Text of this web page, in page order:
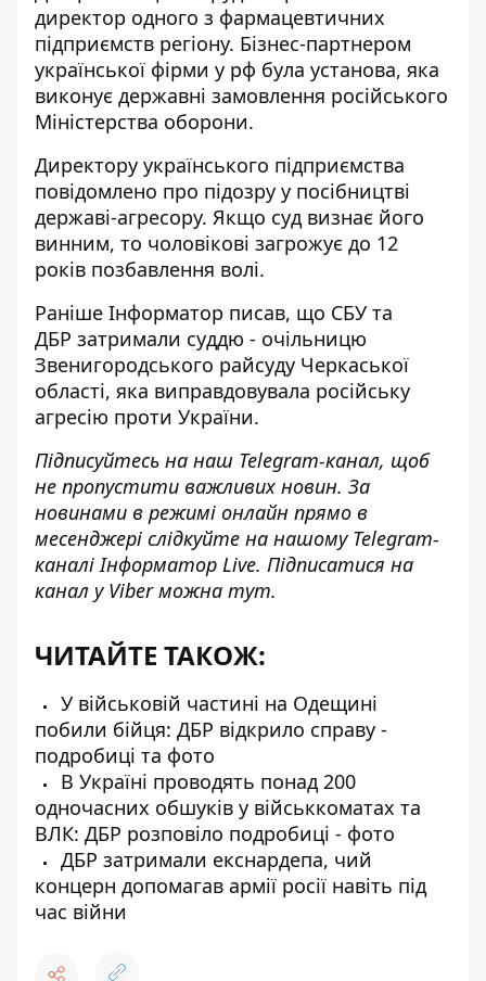
директор одного з фармацевтичних
підприємств регіону. Бізнес-партнером
української фірми у рф була установа, яка
виконує державні замовлення російського
Міністерства оборони.
Директору українського підприємства
повідомлено про підозру у посібництві
державі-агресору. Якщо суд визнає його
винним, то чоловікові загрожує до 12
років позбавлення волі.
Раніше Інформатор писав, що СБУ та
ДБР затримали суддю - очільницю
Звенигородського райсуду Черкаської
області, яка виправдовувала російську
агресію проти України.
Підписуйтесь на наш Telegram-канал, щоб
не пропустити важливих новин. За
новинами в режимі онлайн прямо в
месенджері слідкуйте на нашому Telegram-
каналі Інформатор Live. Підписатися на
канал у Viber можна тут.
ЧИТАЙТЕ ТАКОЖ:
У військовій частині на Одещині
побили бійця: ДБР відкрило справу -
подробиці та фото
В Україні проводять понад 200
одночасних обшуків у військкоматах та
ВЛК: ДБР розповіло подробиці - фото
ДБР затримали екснардепа, чий
концерн допомагав армії росії навіть під
час війни